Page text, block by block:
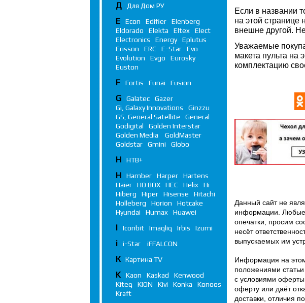
Если в названии
на этой странице
внешне другой.
Уважаемые
макета пульта на
комплектацию
Данный сайт не
информации. Любые
опечатки, просим
несёт
выпускаемых им
Информация на
положениями
с условиями
оферту или даёт
доставки, отличия
Д Для Дом РУ
E Econ Edifier
Elenberg
Eldorado
Elekta Eltex
Elect
Electronics
Energy
Eplutus
Erisson
ERC E-Star
Evo
Evolution
Evgo
Eurosky
Euston
F Fortis Funai Fusion
G Galatec
Gazer
Gi, Galaxy Innovations
Ginzzu
GS, General Satellite
General
Godigital
Golden Interstar
Golden Media
GoldMaster
Goldstar
Gmini Globo
Н НТВ+
H Hamber Harper
Hartens
Haier
HD BOX HEC Helix
Hi
Hiberg
Hiper Hisense
Hitachi
Holleberg
Horion
Hotcake
Hyundai
Humax Huawei
I Iconbit Imaqliq Irbis Izumi
i i-Star iFFALСON
К Картина TV
K Kaon Kaskad
Kenwood
Kiteq
KION Kivi Konka
Konoos
Kraft